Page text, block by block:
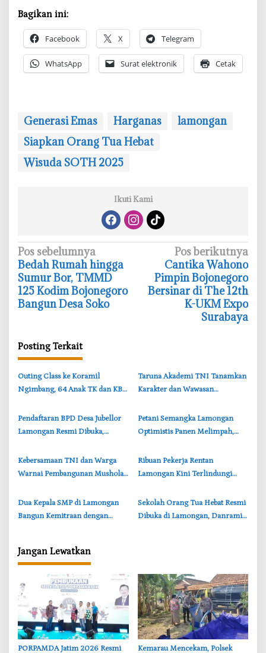
Bagikan ini:
Facebook X Telegram
WhatsApp Surat elektronik Cetak
Generasi Emas Harganas
lamongan
Siapkan Orang Tua Hebat
‎Wisuda SOTH 2025
Ikuti Kami
N
a
v
i
s
i
p
s
Pos sebelumnya
Bedah Rumah hingga
Sumur Bor, TMMD
125 Kodim Bojonegoro
Bangun Desa Soko
Pos berikutnya
Cantika Wahono
Pimpin Bojonegoro
Bersinar di The 12th
K-UKM Expo
Surabaya
Posting Terkait
‎Outing Class ke Koramil
Ngimbang, 64 Anak TK dan KB
‎Taruna Akademi TNI Tanamkan
Karakter dan Wawasan
Lamongan
Pendaftaran BPD Desa Jubellor
Lamongan Resmi Dibuka,
Disebarkan
Petani Semangka Lamongan
Optimistis Panen Melimpah,
Tumbuh Subur
‎Kebersamaan TNI dan Warga
Warnai Pembangunan Mushola
Bojonegoro-Lamongan
‎Ribuan Pekerja Rentan
Lamongan Kini Terlindungi
Rinciannya
‎Dua Kepala SMP di Lamongan
Bangun Kemitraan dengan
‎Sekolah Orang Tua Hebat Resmi
Dibuka di Lamongan, Danramil
Jangan Lewatkan
‎PORPAMDA Jatim 2026 Resmi ‎Kemarau Mencekam, Polsek